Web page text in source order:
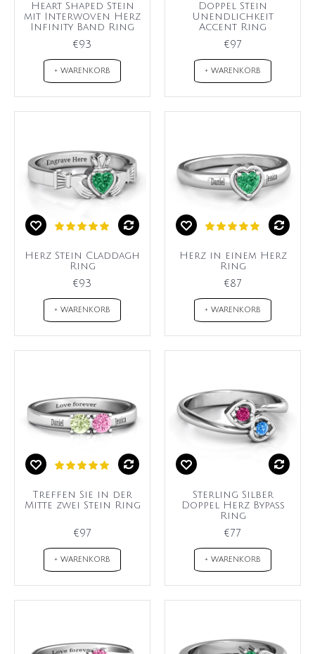
Heart Shaped Stein
mit Interwoven Herz
Infinity Band Ring
€93
+ WARENKORB
Doppel Stein
Unendlichkeit
Accent Ring
€97
+ WARENKORB
Herz Stein Claddagh
Ring
€93
+ WARENKORB
Herz in einem Herz
Ring
€87
+ WARENKORB
Treffen Sie in der
Mitte zwei Stein Ring
€97
+ WARENKORB
Sterling Silber
Doppel Herz Bypass
Ring
€77
+ WARENKORB